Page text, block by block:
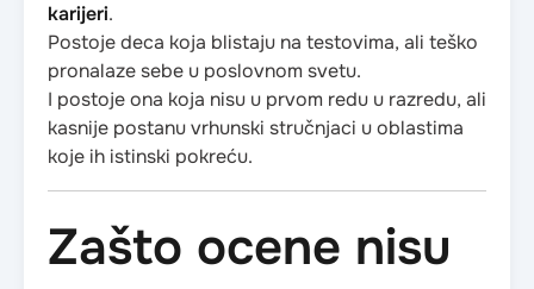
karijeri.
Postoje deca koja blistaju na testovima, ali teško
pronalaze sebe u poslovnom svetu.
I postoje ona koja nisu u prvom redu u razredu, ali
kasnije postanu vrhunski stručnjaci u oblastima
koje ih istinski pokreću.
Zašto ocene nisu